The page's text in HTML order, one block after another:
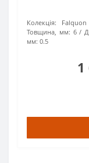
Колекція: Falquon
Товщина, мм: 6
мм: 0.5
1